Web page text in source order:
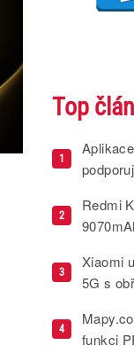
Top
1
2
Redmi
3
Xiaomi
5G s
4
funkci